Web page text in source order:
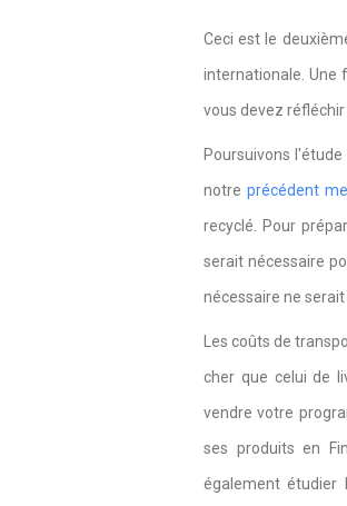
Ceci est le
internationale. Une
vous devez
Poursuivons
notreprécédent
recyclé. Pour
serait nécessaire
nécessaire ne
Les coûts de
cher que celui de
vendre votre
ses produits en
également étudier